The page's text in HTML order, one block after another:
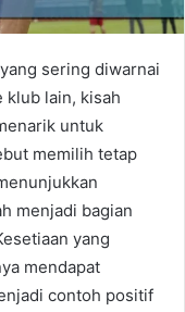
sering diwarnai
klub lain, kisah
untuk
memilih tetap
menjadi bagian
yang
mendapat
contoh positif